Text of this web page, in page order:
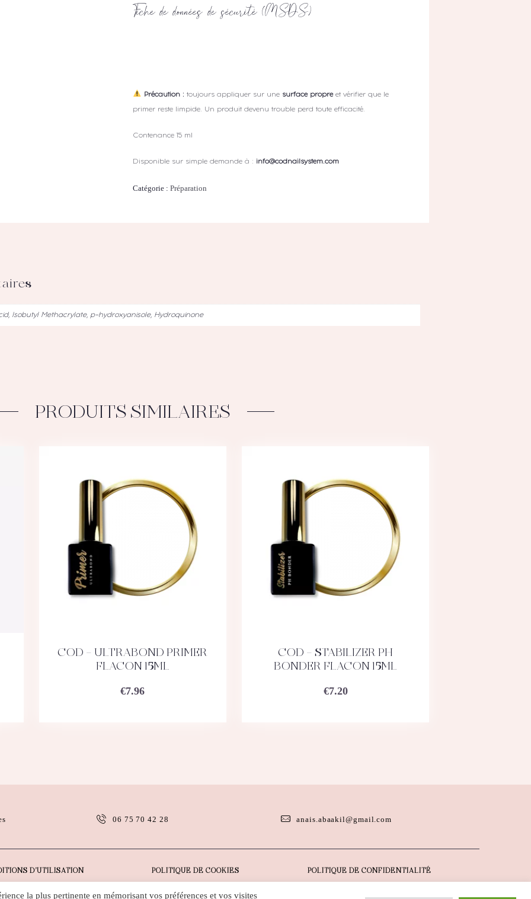
Fiche de données de sécurité (MSDS)
Précaution : toujours appliquer sur une surface propreet vérifier que le
primer reste limpide. Un produit devenu trouble perd toute efficacité.
Contenance 15 ml
Disponible sur simple demande à : info@codnailsystem.com
Catégorie : Préparation
Isobutyl Methacrylate, p-hydroxyanisole, Hydroquinone
PRODUITS SIMILAIRES
ACHETEZ DÉTAILS
COD – ULTRABOND PRIMER
FLACON 15ML
€7.96
ACHETEZ DÉTAILS
COD – STABILIZER PH
BONDER FLACON 15ML
€7.20
06 75 70 42 28 anais.abaakil@gmail.com
D’UTILISATION POLITIQUE DE COOKIES POLITIQUE DE CONFIDENTIALITÉ
la plus pertinente en mémorisant vos préférences et vos visites